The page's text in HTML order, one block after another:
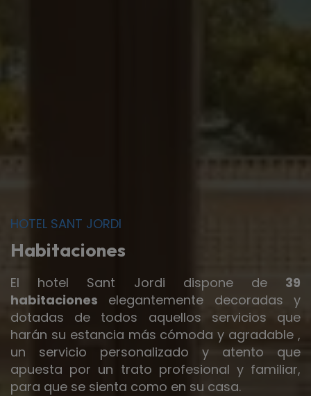
HOTEL SANT JORDI
Habitaciones
El hotel Sant Jordi dispone de 39
habitaciones elegantemente decoradas y
dotadas de todos aquellos servicios que
harán su estancia más cómoda y agradable ,
un servicio personalizado y atento que
apuesta por un trato profesional y familiar,
para que se sienta como en su casa.